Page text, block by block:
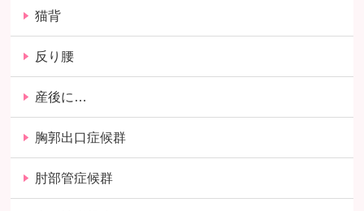
猫背
反り腰
産後に…
胸郭出口症候群
肘部管症候群